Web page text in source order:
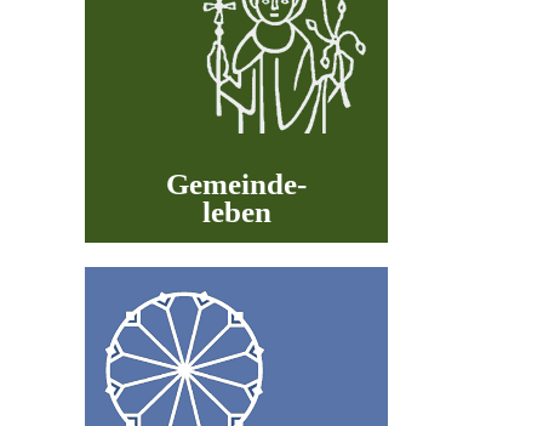
Suche
Links
Gemeinde-
leben